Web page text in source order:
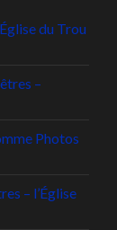
du Trou
–
Photos
– l’Église